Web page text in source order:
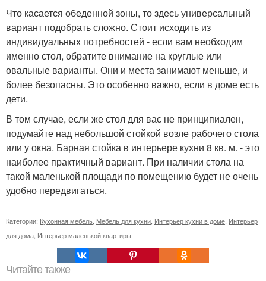
Что касается обеденной зоны, то здесь универсальный
вариант подобрать сложно. Стоит исходить из
индивидуальных потребностей - если вам необходим
именно стол, обратите внимание на круглые или
овальные варианты. Они и места занимают меньше, и
более безопасны. Это особенно важно, если в доме есть
дети.
В том случае, если же стол для вас не принципиален,
подумайте над небольшой стойкой возле рабочего стола
или у окна. Барная стойка в интерьере кухни 8 кв. м. - это
наиболее практичный вариант. При наличии стола на
такой маленькой площади по помещению будет не очень
удобно передвигаться.
Категории: Кухонная мебель Мебель для кухни Интерьер кухни в доме Интерьер
для дома Интерьер маленькой квартиры
Читайте также